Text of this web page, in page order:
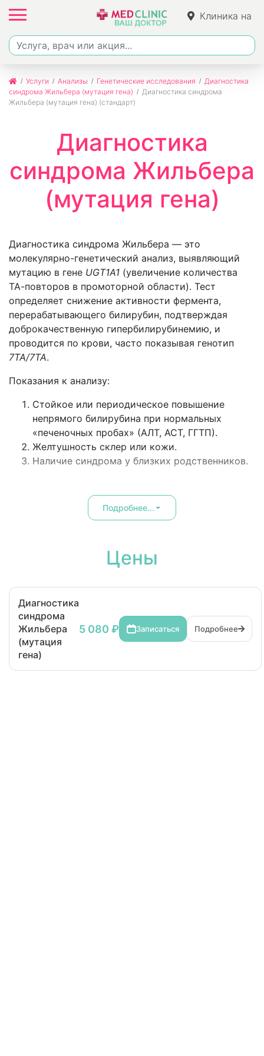
Клиника на
Ленина
Услуги Анализы Генетические исследования
Диагностика
синдрома Жильбера (мутация гена)
Диагностика синдрома
Жильбера (мутация гена) (стандарт)
Диагностика
синдрома Жильбера
(мутация гена)
Диагностика синдрома Жильбера — это
молекулярно-генетический анализ, выявляющий
мутацию в гене UGT1A1 (увеличение количества
ТА-повторов в промоторной области). Тест
определяет снижение активности фермента,
перерабатывающего билирубин, подтверждая
доброкачественную гипербилирубинемию, и
проводится по крови, часто показывая генотип
7ТА/7ТА.
Показания к анализу:
Стойкое или периодическое повышение
непрямого билирубина при нормальных
«печеночных пробах» (АЛТ, АСТ, ГГТП).
Желтушность склер или кожи.
Наличие синдрома у близких родственников.
Подробнее...
Цены
Диагностика
синдрома
Жильбера
(мутация
гена)
5 080 ₽ Записаться Подробнее